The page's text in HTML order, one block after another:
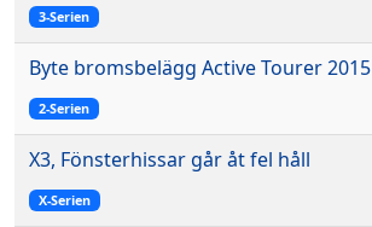
3-Serien
Byte bromsbelägg Active Tourer 2015
2-Serien
X3, Fönsterhissar går åt fel håll
X-Serien